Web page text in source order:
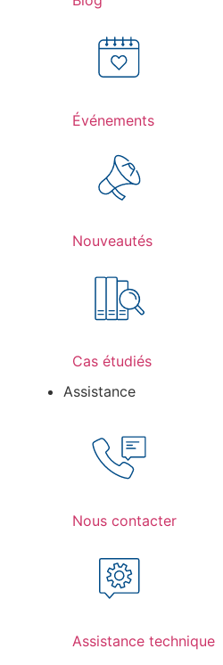
Événements
Nouveautés
Cas étudiés
Assistance
Nous contacter
Assistance technique